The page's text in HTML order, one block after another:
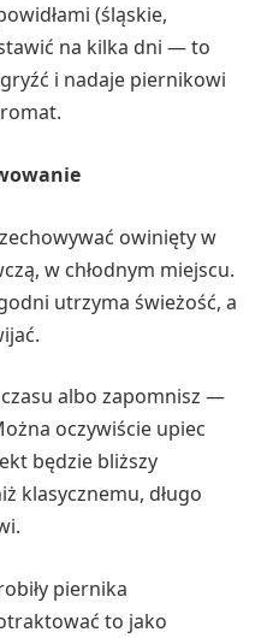
(śląskie,
na kilka dni — to
i nadaje piernikowi
owinięty w
w chłodnym miejscu.
utrzyma świeżość, a
albo zapomnisz —
oczywiście upiec
będzie bliższy
klasycznemu, długo
piernika
to jako